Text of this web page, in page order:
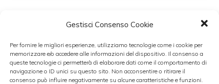
Gestisci Consenso Cookie
Per fornire le migliori esperienze, utilizziamo tecnologie come i cookie per
memorizzare e/o accedere alle informazioni del dispositivo. Il consenso a
queste tecnologie ci permetterà di elaborare dati come il comportamento di
navigazione o ID unici su questo sito. Non acconsentire o ritirare il
consenso può influire negativamente su alcune caratteristiche e funzioni.
Tannico e Vermentino di Sardegna
insieme per una collaborazione
24 Aprile 2024